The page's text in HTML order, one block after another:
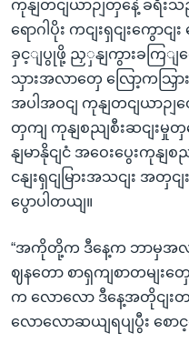
ကုနျတငျယာဉျတှနေဲ့ ခရီ
ရောဂါပိုး ကငျးရှငျးကွော
ခှင့ျပွုဖို့ ညှှနျကွားခကြျ
သှားအလာတှေ လြော့ကသြှာ
အပါအဝငျ ကုနျတငျယာဉ
တှကျ ကုနျစညျစီးဆငျးမှု
နျမာနိုငျငံ အဝေးပွေးကုနျစ
ငနျးရှငျမြားအသငျး အတှင
ပွောပါတယျ။
“အကိုတို့က ဒီနေ့က ဘာမှအလု
ဈနတော စာရှကျစာတမျးတှ
က လောလော ဒီနေ့အတိုငျး
လောလောဆယျရပျပွီး စေ